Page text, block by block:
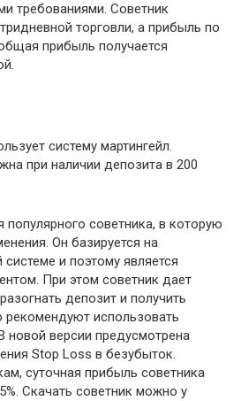
требованиями. Советник
торговли, а прибыль по
прибыль получается
систему мартингейл.
при наличии депозита в 200
популярного советника, в которую
Он базируется на
и поэтому является
При этом советник дает
депозит и получить
использовать
новой версии предусмотрена
Stop Loss в безубыток.
суточная прибыль советника
Скачать советник можно у